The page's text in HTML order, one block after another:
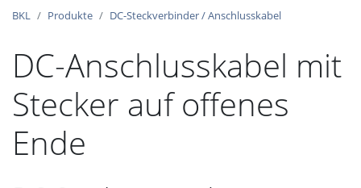
BKL Produkte DC-Steckverbinder / Anschlusskabel
DC-Anschlusskabel mit
Stecker auf offenes
Ende